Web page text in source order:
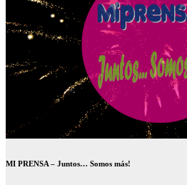
MI PRENSA – Juntos… Somos más!